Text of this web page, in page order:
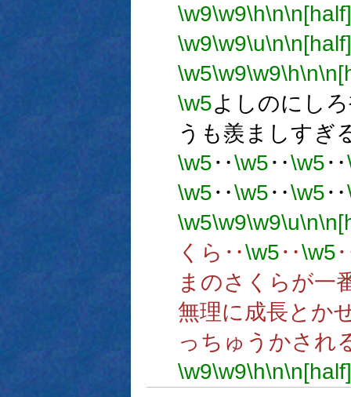
\w9\w9\h\n\n[half]
\w9\w9\u\n\n[half]
\w5\w9\w9\h\n
\w5よしのにし
うも羨ましすぎ
\w5‥\w5‥\w5‥
\w5‥\w5‥\w5‥
\w5\w9\w9\u\n
くら‥\w5‥\w5
まのさくらが一
無理に成長とか
っちゅうかされ
\w9\w9\h\n\n[half]